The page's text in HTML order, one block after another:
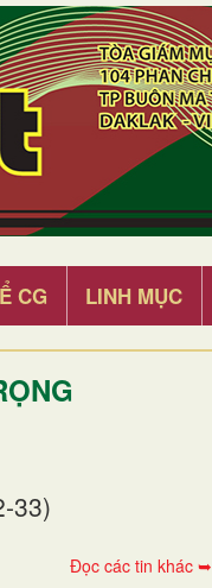
CG LINH MỤC
33)
Đọc các tin khác ➥